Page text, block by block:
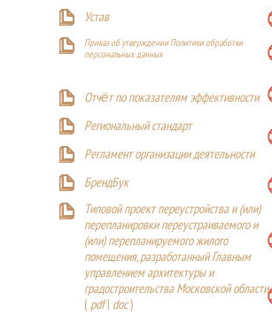
Устав
Приказ об утверждении Политики обработки
персональных данных
Отчёт по показателям эффективности
Региональный стандарт
Регламент организации деятельности
БрендБук
Типовой проект переустройства и (или)
перепланировки переустраиваемого и
(или) перепланируемого жилого
помещения, разработанный Главным
управлением архитектуры и
градостроительства Московской области
(pdf| doc)